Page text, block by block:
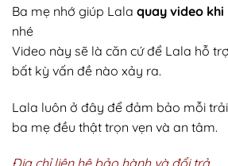
Ba mẹ nhớ giúp Lala quay video
nhé
Video này sẽ là căn cứ để Lala hỗ
bất kỳ vấn đề nào xảy ra.
Lala luôn ở đây để đảm bảo mỗi
ba mẹ đều thật trọn vẹn và an tâm.